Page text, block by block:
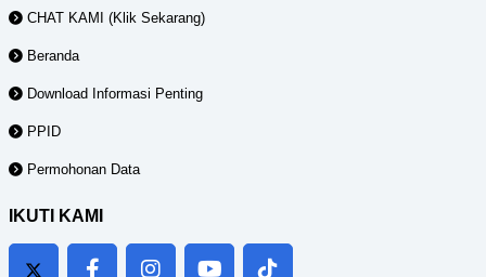
CHAT KAMI (Klik Sekarang)
Beranda
Download Informasi Penting
PPID
Permohonan Data
IKUTI KAMI